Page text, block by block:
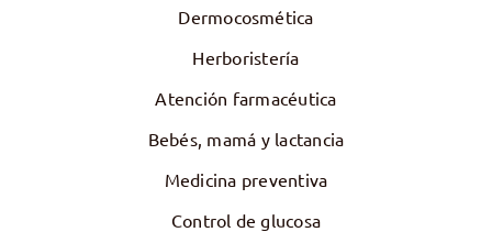
Dermocosmética
Herboristería
Atención farmacéutica
Bebés, mamá y lactancia
Medicina preventiva
Control de glucosa